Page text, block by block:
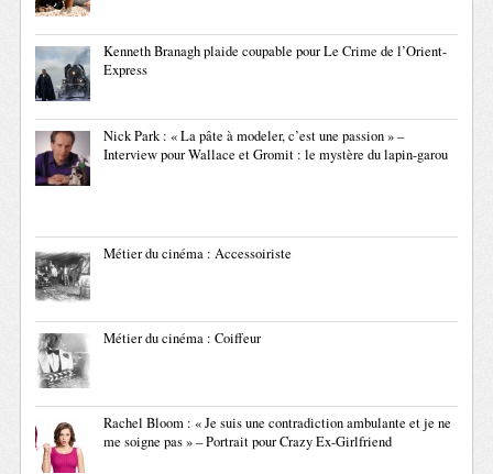
Kenneth Branagh plaide coupable pour Le Crime de l’Orient-
Express
Nick Park : « La pâte à modeler, c’est une passion » –
Interview pour Wallace et Gromit : le mystère du lapin-garou
Métier du cinéma : Accessoiriste
Métier du cinéma : Coiffeur
Rachel Bloom : « Je suis une contradiction ambulante et je ne
me soigne pas » – Portrait pour Crazy Ex-Girlfriend